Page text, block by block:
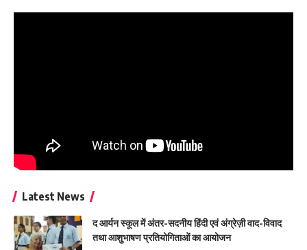
Latest News
द आर्यन स्कूल में अंतर-सदनीय हिंदी एवं अंग्रेज़ी वाद-विवाद
तथा आशुभाषण प्रतियोगिताओं का आयोजन